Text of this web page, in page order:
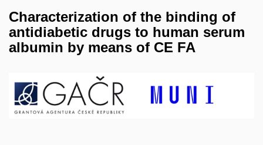
Characterization of the binding of
antidiabetic drugs to human serum
albumin by means of CE FA